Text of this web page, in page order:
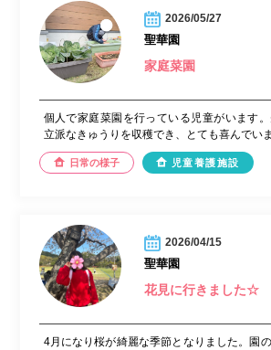
2026/05/27
聖華園
家庭菜園
個人で家庭菜園を行っている児童がいます
立派なきゅうりを収穫でき、とても喜んでい
日常の様子 児童養護施設
2026/04/15
聖華園
花見に行きました☆
4月になり桜が綺麗な季節となりました。園